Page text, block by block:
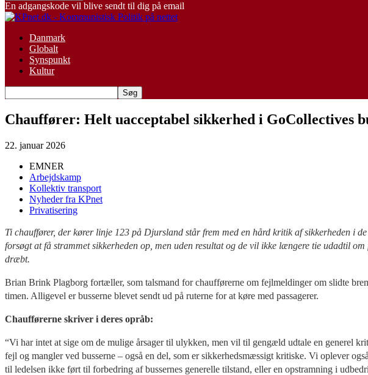
En adgangskode vil blive sendt til dig på email
Danmark
Globalt
Synspunkt
Kultur
Chauffører: Helt uacceptabel sikkerhed i GoCollectives
22. januar 2026
EMNER
Arbejdskamp
Kollektiv transport
Nyheder fra KPnet
Privatisering
Ti chauffører, der kører linje 123 på Djursland står frem med en hård kritik af sikkerheden i
forsøgt at få strammet sikkerheden op, men uden resultat og de vil ikke længere tie udadtil
dræbt.
Brian Brink Plagborg fortæller, som talsmand for chaufførerne om fejlmeldinger om slidte
timen. Alligevel er busserne blevet sendt ud på ruterne for at køre med passagerer.
Chaufførerne skriver i deres opråb:
“Vi har intet at sige om de mulige årsager til ulykken, men vil til gengæld udtale en generel
fejl og mangler ved busserne – også en del, som er sikkerhedsmæssigt kritiske. Vi oplever
til ledelsen ikke ført til forbedring af bussernes generelle tilstand, eller en opstramning i